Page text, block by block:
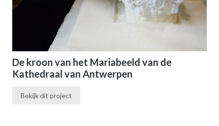
De kroon van het Mariabeeld van de
Kathedraal van Antwerpen
Bekijk dit project